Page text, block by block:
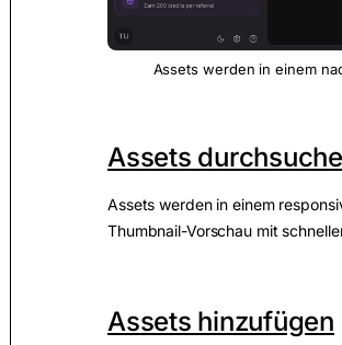
Assets werden in einem
Assets
Assets werden in einem
Thumbnail-Vorschau mit
Assets hinzufügen